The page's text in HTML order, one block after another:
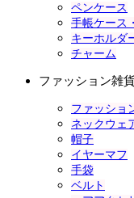
ペンケース
手帳ケース
キーホルダ
チャーム
ファッション雑
ファッショ
ネックウェ
帽子
イヤーマフ
手袋
ベルト